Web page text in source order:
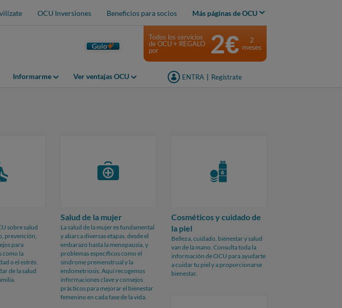
OCU Inversiones Beneficios para socios Más páginas de OCU
Guio
Informarme Ver ventajas OCU ENTRA Regístrate
Todos los servicios
de OCU + REGALO
por
2€
2
meses
sobre salud
prevención,
para
como la
o el estrés.
de la salud
Salud de la mujer
La salud de la mujer es fundamental
y abarca diversas etapas, desde el
embarazo hasta la menopausia, y
problemas específicos como el
síndrome premenstrual y la
endometriosis. Aquí recogemos
informaciones clave y consejos
prácticos para mejorar el bienestar
femenino en cada fase de la vida.
Cosméticos y cuidado de
la piel
Belleza, cuidado, bienestar y salud
van de la mano. Consulta toda la
información de OCU para ayudarte
a cuidar tu piel y a proporcionarse
bienestar.